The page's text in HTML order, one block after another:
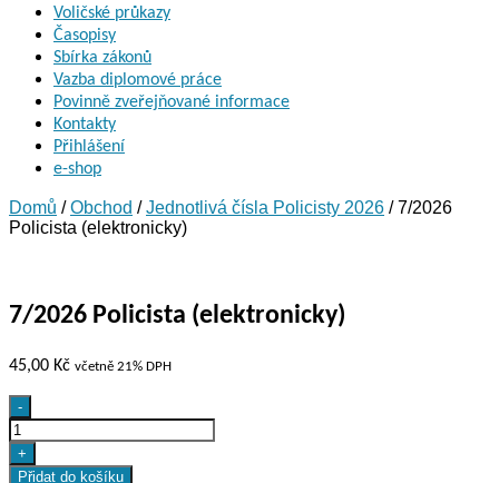
Voličské průkazy
Časopisy
Sbírka zákonů
Vazba diplomové práce
Povinně zveřejňované informace
Kontakty
Přihlášení
e-shop
Domů /Obchod /Jednotlivá čísla Policisty 2026 / 7/2026
Policista (elektronicky)
7/2026 Policista (elektronicky)
45,00 Kč včetně 21% DPH
7/2026
Policista
(elektronicky)
množství
-
+
Přidat do košíku